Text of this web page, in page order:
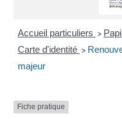
Accueil particuliers >
Carte d'identité >
majeur
Fiche pratique